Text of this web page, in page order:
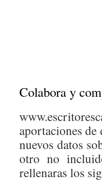
Colabora y
aportaciones de
nuevos datos
otro no
rellenaras los